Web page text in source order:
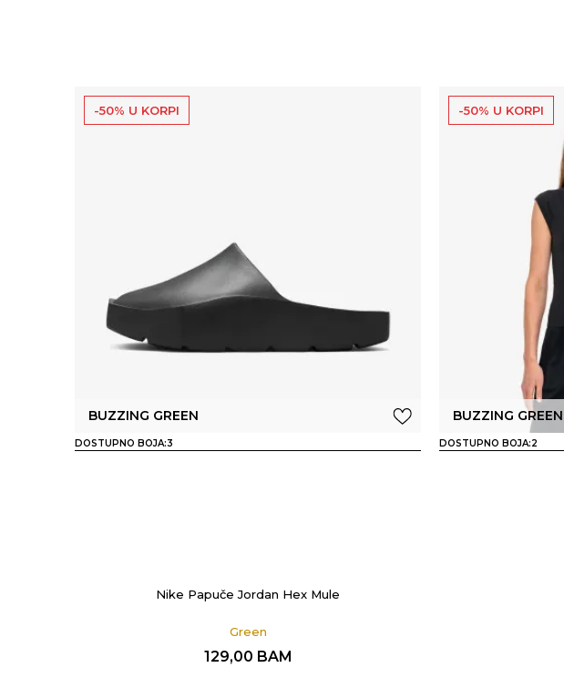
-50% U KORPI
BUZZING GREEN
DOSTUPNO BOJA:3
Nike Papuče Jordan Hex Mule
Green
129,00 BAM
-50% U KORPI
BUZZING GREEN
DOSTUPNO BOJA:2